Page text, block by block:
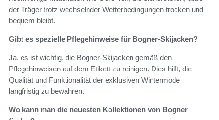
der Träger trotz wechselnder Wetterbedingungen trocken und
bequem bleibt.
Gibt es spezielle Pflegehinweise für Bogner-Skijacken?
Ja, es ist wichtig, die Bogner-Skijacken gemäß den
Pflegehinweisen auf dem Etikett zu reinigen. Dies hilft, die
Qualität und Funktionalität der exklusiven Wintermode
langfristig zu bewahren.
Wo kann man die neuesten Kollektionen von Bogner